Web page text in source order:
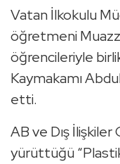
Vatan İlkokulu
öğretmeni
öğrencileriyle
Kaymakamı
etti.
AB ve Dış
yürüttüğü